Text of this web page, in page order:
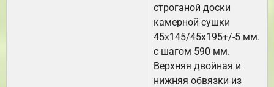
строганой доски
камерной сушки
45х145/45х195+/-5 мм.
с шагом 590 мм.
Верхняя двойная и
нижняя обвязки из